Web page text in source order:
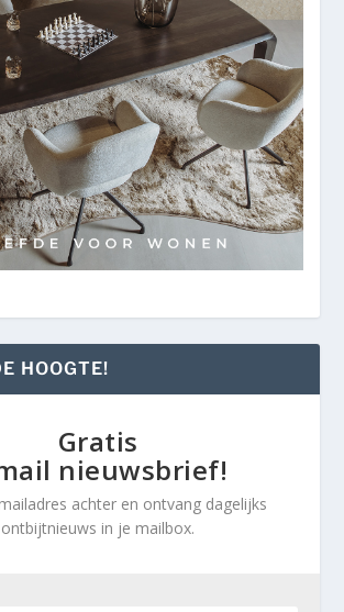
HOOGTE!
Gratis
nieuwsbrief!
achter en ontvang dagelijks
ontbijtnieuws in je mailbox.